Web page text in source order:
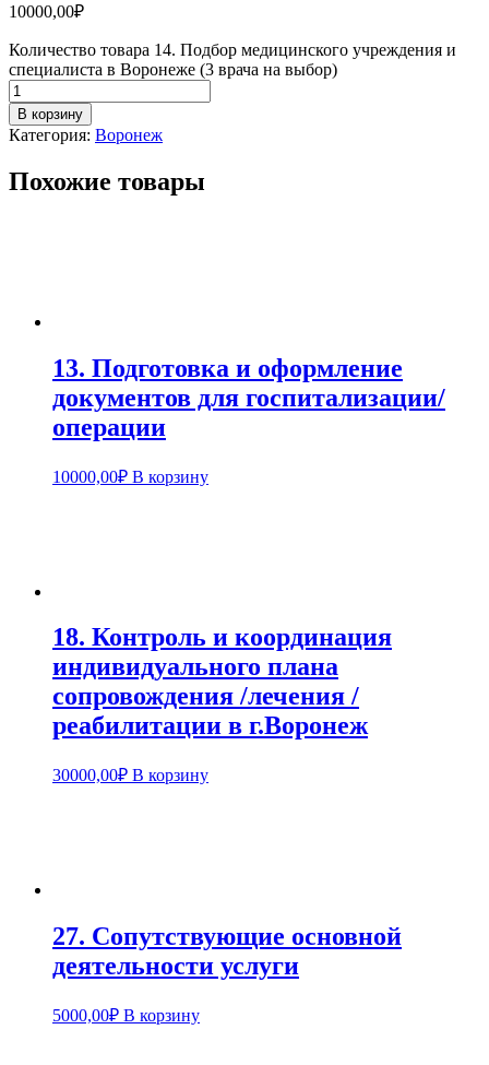
10000,00₽
Количество товара 14. Подбор медицинского учреждения и
специалиста в Воронеже (3 врача на выбор)
В корзину
Категория: Воронеж
Похожие товары
13. Подготовка и оформление
документов для госпитализации/
операции
10000,00₽ В корзину
18. Контроль и координация
индивидуального плана
сопровождения /лечения /
реабилитации в г.Воронеж
30000,00₽ В корзину
27. Сопутствующие основной
деятельности услуги
5000,00₽ В корзину